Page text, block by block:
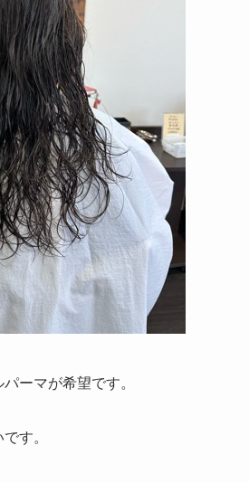
ーマが希望です。
す。